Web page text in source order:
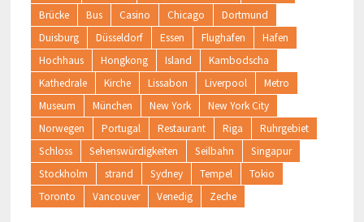
Brücke
Bus Casino Chicago
Dortmund
Duisburg
Düsseldorf Essen Flughafen
Hafen
Hochhaus
Hongkong Island
Kambodscha
Kathedrale
Kirche Lissabon Liverpool
Metro
Museum
München New York
New York City
Norwegen
Portugal Restaurant Riga
Ruhrgebiet
Schloss
Sehenswürdigkeiten Seilbahn
Singapur
Stockholm
strand Sydney Tempel
Tokio
Toronto
Vancouver Venedig Zeche